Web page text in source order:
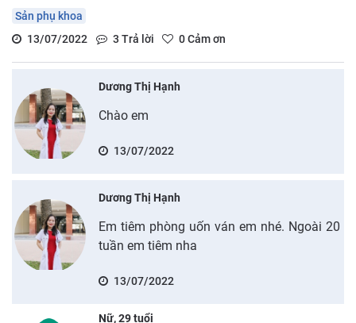
Sản phụ khoa
13/07/2022
3 Trả lời 0Cảm ơn
Dương Thị Hạnh
Chào em
13/07/2022
Dương Thị Hạnh
Em tiêm phòng uốn ván em nhé. Ngoài 20
tuần em tiêm nha
13/07/2022
Nữ, 29 tuổi